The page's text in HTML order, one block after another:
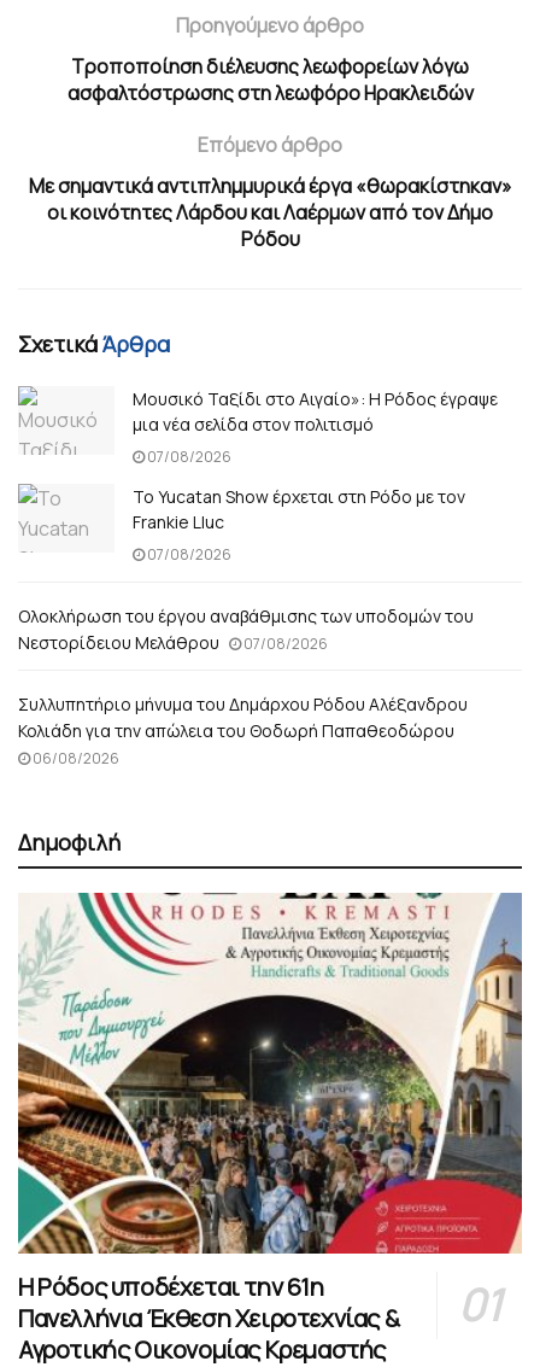
Προηγούμενο άρθρο
Τροποποίηση διέλευσης λεωφορείων λόγω
ασφαλτόστρωσης στη λεωφόρο Ηρακλειδών
Επόμενο άρθρο
Με σημαντικά αντιπλημμυρικά έργα «θωρακίστηκαν»
οι κοινότητες Λάρδου και Λαέρμων από τον Δήμο
Ρόδου
ΣχετικάΆρθρα
Μουσικό Ταξίδι στο Αιγαίο»: Η Ρόδος έγραψε
μια νέα σελίδα στον πολιτισμό
07/08/2026
Το Yucatan Show έρχεται στη Ρόδο με τον
Frankie Lluc
07/08/2026
Ολοκλήρωση του έργου αναβάθμισης των υποδομών του
Νεστορίδειου Μελάθρου
07/08/2026
Συλλυπητήριο μήνυμα του Δημάρχου Ρόδου Αλέξανδρου
Κολιάδη για την απώλεια του Θοδωρή Παπαθεοδώρου
06/08/2026
Δημοφιλή
Η Ρόδος υποδέχεται την 61η
Πανελλήνια Έκθεση Χειροτεχνίας &
Αγροτικής Οικονομίας Κρεμαστής